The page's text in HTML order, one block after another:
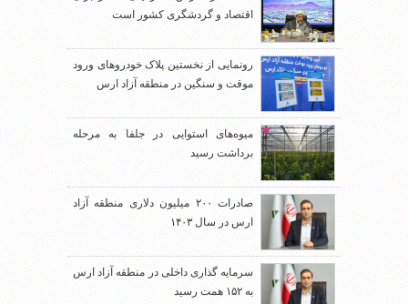
اقتصاد و گردشگری کشور است
رونمایی از نخستین پلاک خودروهای ورود
موقت و سنگین در منطقه آزاد ارس
میوه‌های استوایی در جلفا به مرحله
برداشت رسید
صادرات ۲۰۰ میلیون دلاری منطقه آزاد
ارس در سال ۱۴۰۳
سرمایه گذاری داخلی در منطقه آزاد ارس
به ۱۵۲ همت رسید